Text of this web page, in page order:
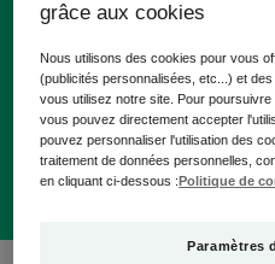
Boutons, points noirs,
à retrouver une peau saine
peaux à tendance
Rhealba® issue de
grâce aux cookies
Nous utilisons des cookies pour vous
(publicités personnalisées, etc...) et
vous utilisez notre site. Pour
vous pouvez directement accepter
pouvez personnaliser l'utilisation des
traitement de données personnelles,
en cliquant ci-dessous :Politique de
Paramètres